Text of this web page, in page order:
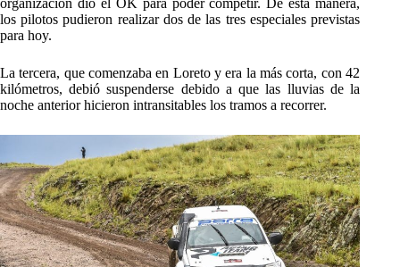
organización dio el OK para poder competir. De esta manera,
los pilotos pudieron realizar dos de las tres especiales previstas
para hoy.
La tercera, que comenzaba en Loreto y era la más corta, con 42
kilómetros, debió suspenderse debido a que las lluvias de la
noche anterior hicieron intransitables los tramos a recorrer.